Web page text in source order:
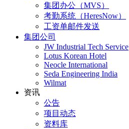
集团办公（MVS）
考勤系统（HeresNow）
工资单邮件发送
集团公司
JW Industrial Tech Service
Lotus Korean Hotel
Neocle International
Seda Engineering India
Wilmat
资讯
公告
项目动态
资料库